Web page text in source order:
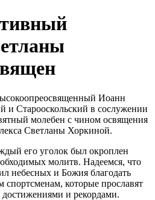
Иоанн
и Старооскольский в сослужении
молебен с чином освящения
Светланы Хоркиной.
его уголок был окроплен
молитв. Надеемся, что
небесных и Божия благодать
спортсменам, которые прославят
и рекордами.